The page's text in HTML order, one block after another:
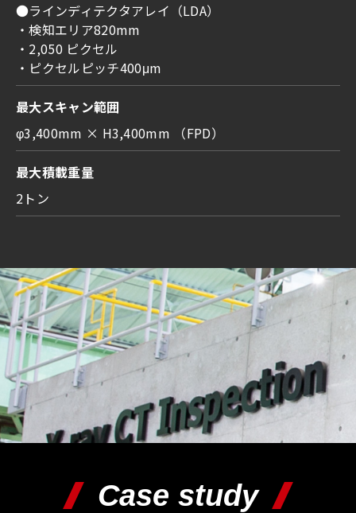
●ラインディテクタアレイ（LDA）
・検知エリア820mm
・2,050 ピクセル
・ピクセルピッチ400μm
最大スキャン範囲
φ3,400mm × H3,400mm （FPD）
最大積載重量
2トン
Case study